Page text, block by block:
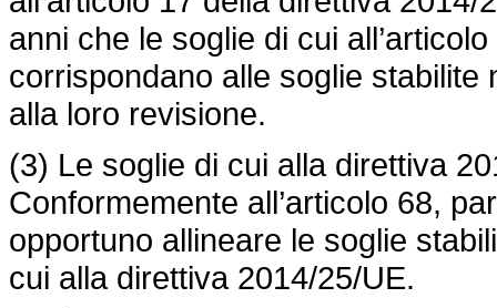
anni che le soglie di cui
corrispondano alle soglie stabilite
alla loro revisione.
(3) Le soglie di cui alla direttiva
Conformemente all’articolo 68,
opportuno allineare le soglie
cui alla direttiva 2014/25/UE.